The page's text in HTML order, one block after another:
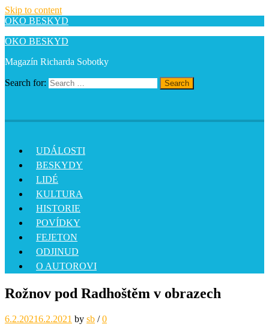
Skip to content
OKO BESKYD
OKO BESKYD
Magazín Richarda Sobotky
Search for: Search
UDÁLOSTI
BESKYDY
LIDÉ
KULTURA
HISTORIE
POVÍDKY
FEJETON
ODJINUD
O AUTOROVI
Rožnov pod Radhoštěm v obrazech
6.2.20216.2.2021 by sb / 0